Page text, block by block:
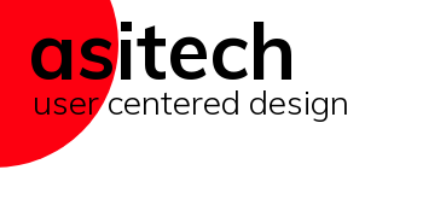
asitech
user centered design